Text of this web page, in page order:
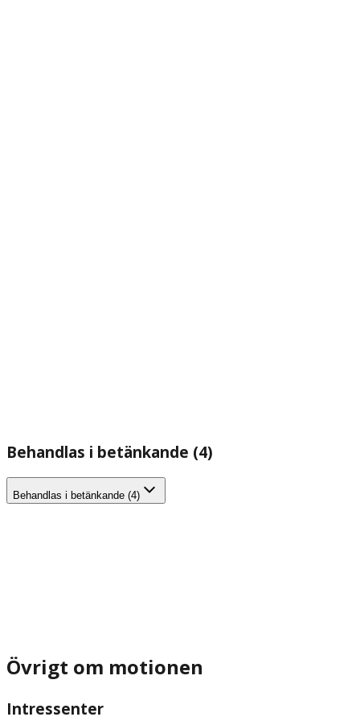
Behandlas i betänkande (4)
Behandlas i betänkande (4)
Övrigt om motionen
Intressenter